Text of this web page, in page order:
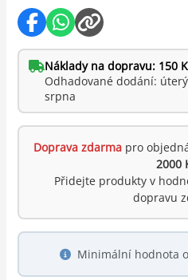
Náklady na dopravu: 150
Odhadované dodání:
srpna
Doprava zdarmapro
2000
Přidejte produkty v
dopravu
Minimální hodnota